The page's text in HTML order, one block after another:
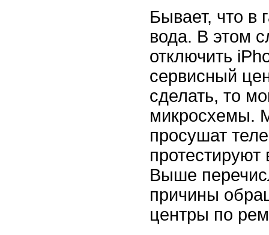
Бывает, что в
вода. В этом
отключить
сервисный
сделать, то
микросхемы.
просушат
протестируют
Выше
причины
центры по